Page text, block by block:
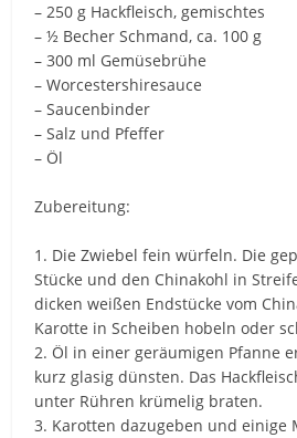
– 250 g Hackfleisch, gemischtes
– ½ Becher Schmand, ca. 100 g
– 300 ml Gemüsebrühe
– Worcestershiresauce
– Saucenbinder
– Salz und Pfeffer
– Öl
Zubereitung:
1. Die Zwiebel fein würfeln. Die
Stücke und den Chinakohl in
dicken weißen Endstücke vom
Karotte in Scheiben hobeln oder
2. Öl in einer geräumigen Pfanne
kurz glasig dünsten. Das
unter Rühren krümelig braten.
3. Karotten dazugeben und einige